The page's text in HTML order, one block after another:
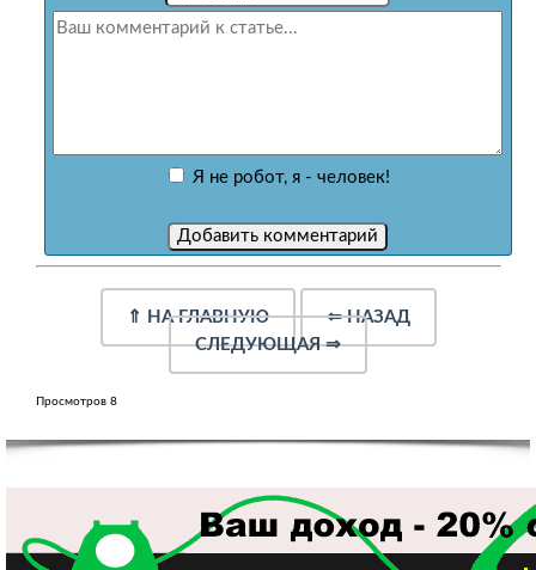
Я не робот, я - человек!
⇑ НА ГЛАВНУЮ ⇐НАЗАД
СЛЕДУЮЩАЯ⇒
Просмотров 8